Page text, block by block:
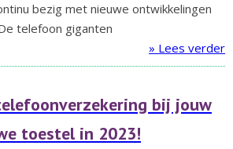
bezig met nieuwe ontwikkelingen
telefoon giganten
» Lees verder
bij jouw
toestel in 2023!